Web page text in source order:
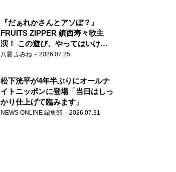
『だぁれかさんとアソぼ？』
FRUITS ZIPPER 鎮西寿々歌主
演！ この遊び、やってはいけま
せん。
八雲 ふみね 2026.07.25
松下洸平が4年半ぶりにオールナ
イトニッポンに登場「当日はしっ
かり仕上げて臨みます」
NEWS ONLINE 編集部 2026.07.31